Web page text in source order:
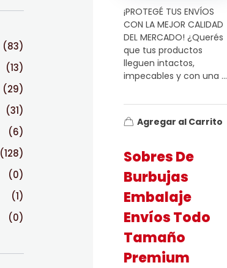
Sobres De
Burbujas
Embalaje
Envíos Todo
Tamaño
Premium
¡PROTEGÉ TUS ENVÍOS
CON LA MEJOR CALIDAD
DEL MERCADO! ¿Querés
que tus productos
lleguen intactos,
impecables y con una ...
Agregar al Carrito
(83)
(13)
(29)
(31)
(6)
(128)
(0)
(1)
(0)